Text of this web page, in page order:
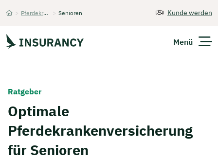
> Pferdekrankenversicherung > Senioren Kunde werden
Menü
Finanzen
Expats
Ratgeber
Optimale
Pferdekrankenversicherung
für Senioren